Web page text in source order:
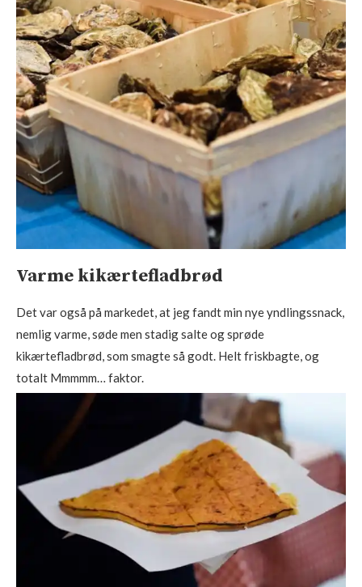
Varme kikærtefladbrød
Det var også på markedet, at jeg fandt min nye yndlingssnack,
nemlig varme, søde men stadig salte og sprøde
kikærtefladbrød, som smagte så godt. Helt friskbagte, og
totalt Mmmmm… faktor.